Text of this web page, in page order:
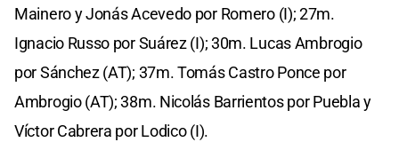
Mainero y Jonás Acevedo por Romero (I); 27m.
Ignacio Russo por Suárez (I); 30m. Lucas Ambrogio
por Sánchez (AT); 37m. Tomás Castro Ponce por
Ambrogio (AT); 38m. Nicolás Barrientos por Puebla y
Víctor Cabrera por Lodico (I).